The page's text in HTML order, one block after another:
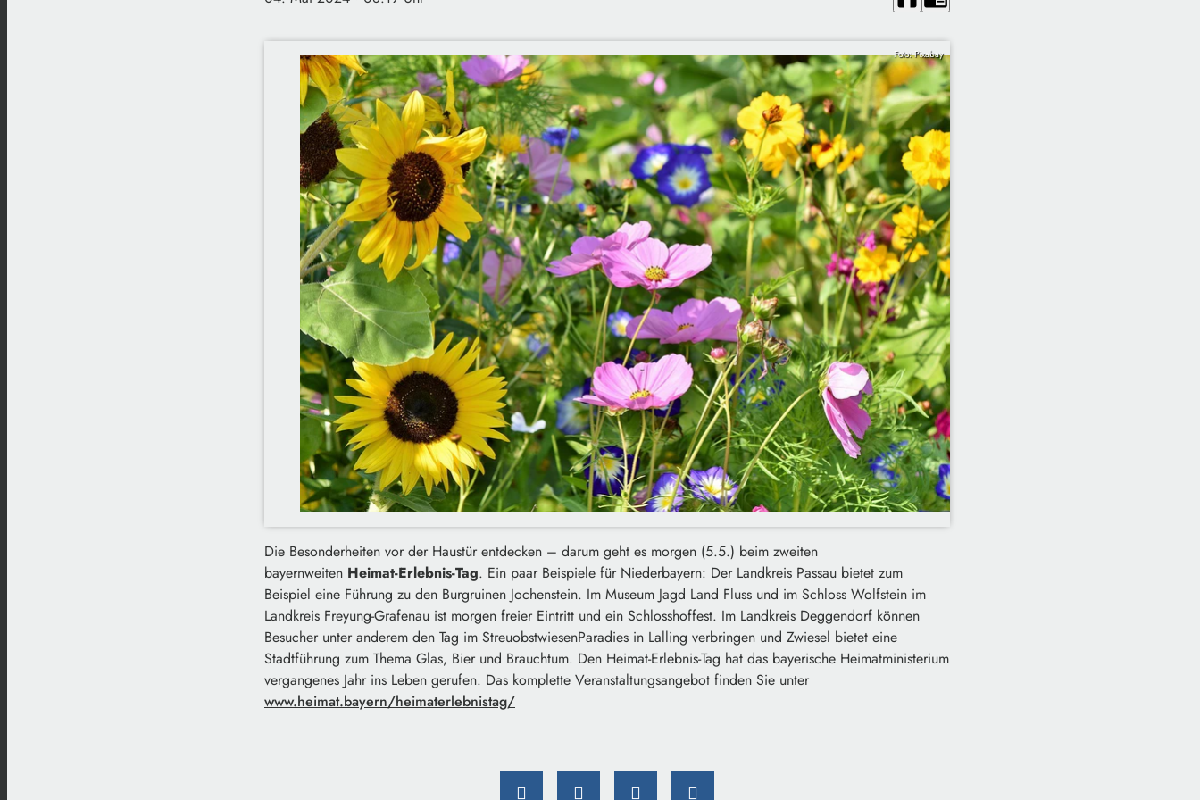
Foto: Pixabay
Die Besonderheiten vor der Haustür entdecken – darum geht es morgen (5.5.) beim zweiten
bayernweiten Heimat-Erlebnis-Tag. Ein paar Beispiele für Niederbayern: Der Landkreis Passau bietet zum
Beispiel eine Führung zu den Burgruinen Jochenstein. Im Museum Jagd Land Fluss und im Schloss Wolfstein im
Landkreis Freyung-Grafenau ist morgen freier Eintritt und ein Schlosshoffest. Im Landkreis Deggendorf können
Besucher unter anderem den Tag im StreuobstwiesenParadies in Lalling verbringen und Zwiesel bietet eine
Stadtführung zum Thema Glas, Bier und Brauchtum. Den Heimat-Erlebnis-Tag hat das bayerische Heimatministerium
vergangenes Jahr ins Leben gerufen. Das komplette Veranstaltungsangebot finden Sie unter
www.heimat.bayern/heimaterlebnistag/